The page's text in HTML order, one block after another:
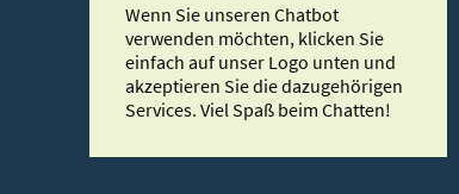
Wenn Sie unseren Chatbot
verwenden möchten, klicken Sie
einfach auf unser Logo unten und
akzeptieren Sie die dazugehörigen
Services. Viel Spaß beim Chatten!